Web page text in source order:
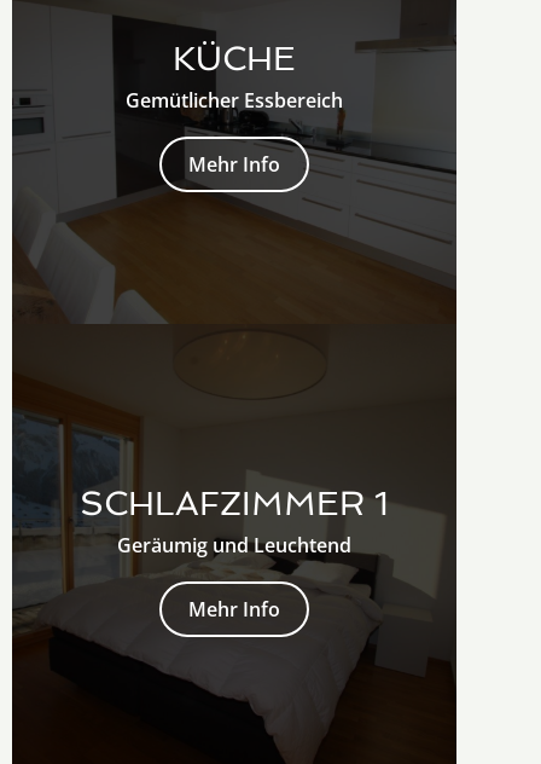
KÜCHE
Gemütlicher Essbereich
Mehr Info
SCHLAFZIMMER 1
Geräumig und Leuchtend
Mehr Info